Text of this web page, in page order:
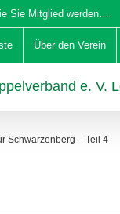
Sie Mitglied werden…
Über den Verein
Schwarzenberg – Teil 4